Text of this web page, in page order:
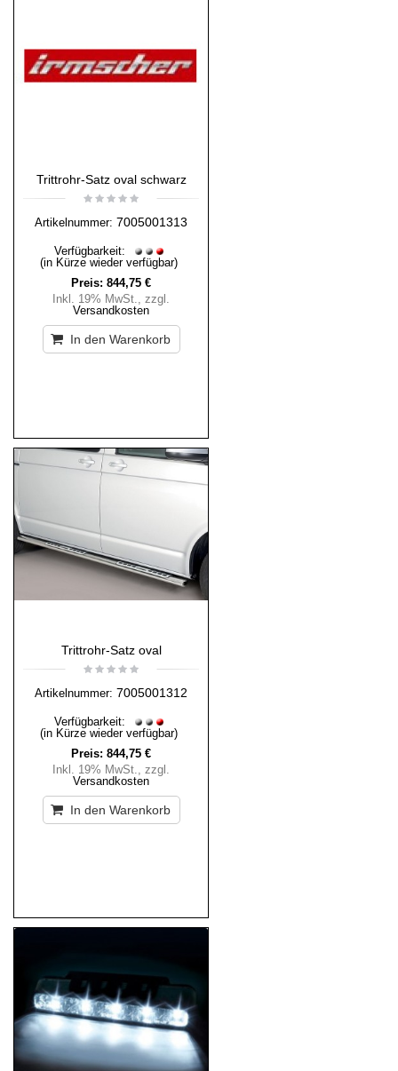
Trittrohr-Satz oval schwarz
Artikelnummer: 7005001313
Verfügbarkeit:
(in Kürze wieder verfügbar)
Preis: 844,75 €
Inkl. 19% MwSt., zzgl.
Versandkosten
In den Warenkorb
Trittrohr-Satz oval
Artikelnummer: 7005001312
Verfügbarkeit:
(in Kürze wieder verfügbar)
Preis: 844,75 €
Inkl. 19% MwSt., zzgl.
Versandkosten
In den Warenkorb